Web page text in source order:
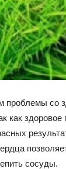
проблемы со
как здоровое
сосуды.